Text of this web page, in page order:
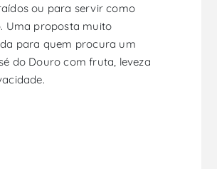
ou para servir como
Uma proposta muito
para quem procura um
do Douro com fruta, leveza